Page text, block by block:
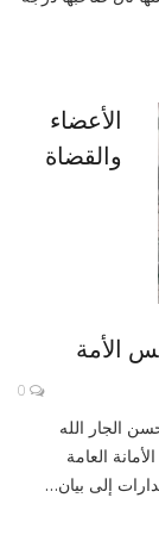
الأعضاء
والقضاة
الأمة
0
الجار الله
الأمانة العامة
إلى بيان…